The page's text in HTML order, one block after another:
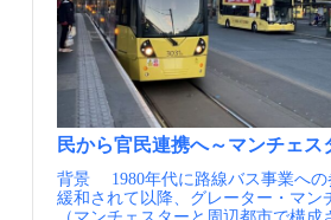
く、周辺地域の価値向上につながっ
す。 教育施設等の公共施設、周辺
の公共空間を設置し、パリ市等の公
けることで整備コストを分散してい
た、オフィス、商業施設等へのリー
益で、整備コストの計画的な回収も
す。 日中の車庫の空いたスペース
し、都市内の物流ハブとして活用す
ラストマイルの物流事業の民間支援
ト削減、都市内のディーゼルトラッ
室効果ガスを排出しない、小型の電
連携で移動をつないでいる点にあり
りが公共交通を補完して機能するに
相乗り相手を手軽にマッチングする
インターフェースを用意するだけで
の公共交通と連動したネットワーク
することが重要です。aros社のサー
金・チケットの統合、乗り継ぎ（イ
ダル）、MaaSアプリ上での相乗りの
た形で公共交通と接続しており、あ
交通を補完する位置づけを徹底してい
用者目線で一つのサービスとしてま
者の満足度に基づいて評価する方針
されました。また、歩行者のサービ
成する要素として、AADT（平均日
活用や、交差点における横断歩道や
光式警告灯）の有無を加える方針が
た。 道路は自動車のためだけではなく、歩行
者、自転車、公共交通を含む、みん
（コンプリートストリート）という
路の規格、サービス水準をアップデ
る点も参考になる取り組みです。る
を活用できる環境を構築し、データ
国：地域主導のマルチモーダルな街
ガイドの改訂、Transportation
Board（アメリカ） 情報提供元：一般社団法人
日本モビリティ・マネジメント会議 定期的にメ
ールでの情報提供を希望される方は
Webページより、JCOMMメーリング
登録を行ってください。 JCOMMメーリングリ
スト配信内容・JCOMMニューズレタ
回） 日本のMMの実務と研究に関わ
情報交換を支援することを目的と
社団法人 日本モビリティ・マネジメ
民から官民連携へ～マンチェ
背景 1980年代に路線バス事業への参入規制が
緩和されて以降、グレーター・マン